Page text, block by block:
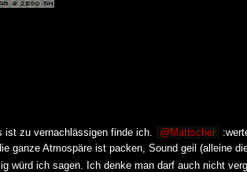
zu vernachlässigen finde ich. Mattscher
ganze Atmospäre ist packen, Sound geil (alleine
würd ich sagen. Ich denke man darf auch nicht